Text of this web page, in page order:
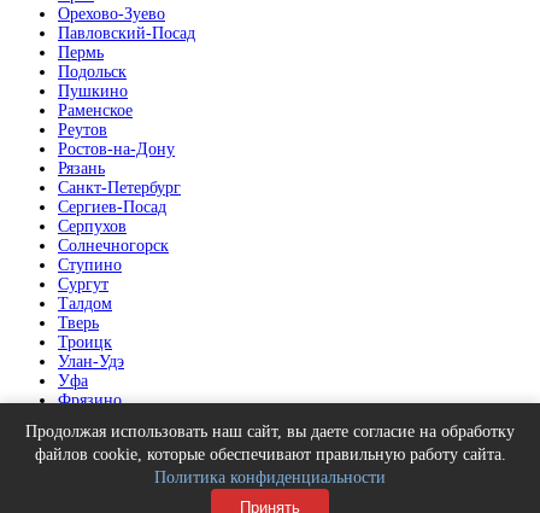
Продолжая использовать наш сайт, вы даете согласие на обработку
файлов cookie, которые обеспечивают правильную работу сайта.
Политика конфиденциальности
Принять
Орехово-Зуево
Павловский-Посад
Пермь
Подольск
Пушкино
Раменское
Реутов
Ростов-на-Дону
Рязань
Санкт-Петербург
Сергиев-Посад
Серпухов
Солнечногорск
Ступино
Сургут
Талдом
Тверь
Троицк
Улан-Удэ
Уфа
Фрязино
Челябинск
Щелково
Электрогорск